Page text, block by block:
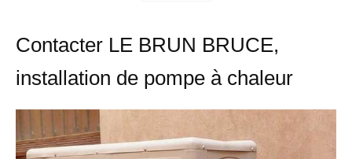
Contacter LE BRUN BRUCE,
installation de pompe à chaleur